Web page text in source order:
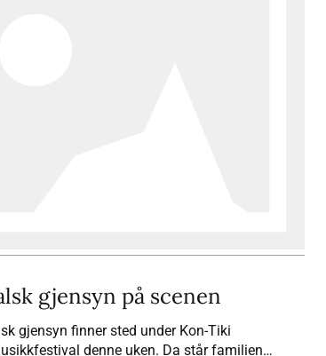
gjensyn på scenen
gjensyn finner sted under Kon-Tiki
denne uken. Da står familien